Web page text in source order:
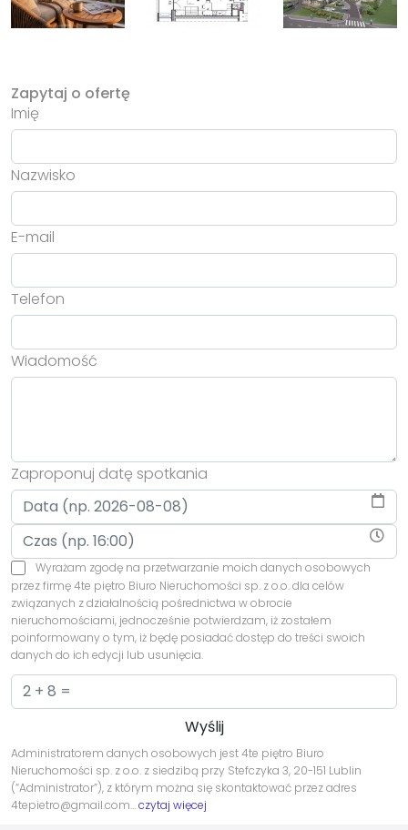
Zapytaj o ofertę
Imię
Nazwisko
E-mail
Telefon
Wiadomość
Zaproponuj datę spotkania
Wyrażam zgodę na przetwarzanie moich danych osobowych
przez firmę 4te piętro Biuro Nieruchomości sp. z o.o. dla celów
związanych z działalnością pośrednictwa w obrocie
nieruchomościami, jednocześnie potwierdzam, iż zostałem
poinformowany o tym, iż będę posiadać dostęp do treści swoich
danych do ich edycji lub usunięcia.
Administratorem danych osobowych jest 4te piętro Biuro
Nieruchomości sp. z o.o. z siedzibą przy Stefczyka 3, 20-151 Lublin
(“Administrator”), z którym można się skontaktować przez adres
4tepietro@gmail.com…czytaj więcej